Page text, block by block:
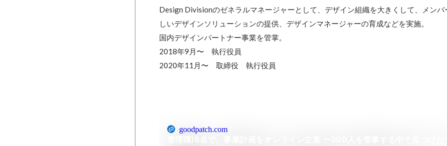
Design Divisionのゼネラルマネージャーとして、デザイン組織を大きくして、メンバ
しいデザインソリューションの提供、デザインマネージャーの育成などを実施。
国内デザインパートナー事業を管掌。
2018年9月〜　執行役員
2020年11月〜　取締役　執行役員
goodpatch.com